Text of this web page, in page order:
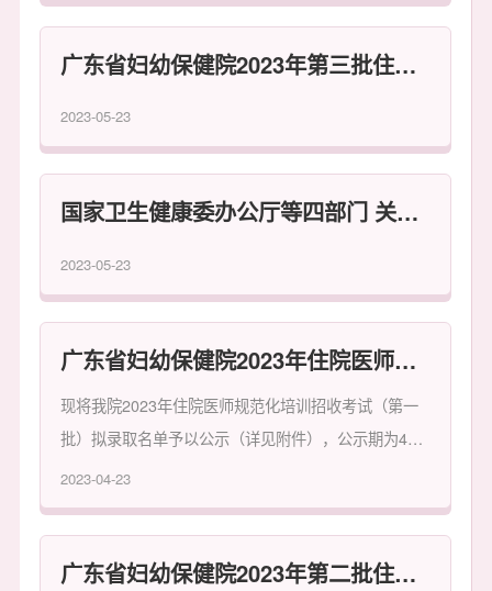
广东省妇幼保健院2023年第三批住院医师规范化培训招收考试通知
2023-05-23
国家卫生健康委办公厅等四部门 关于贯彻落实住院医师规范化培训 “两个同等对待”政策的通知
2023-05-23
广东省妇幼保健院2023年住院医师规范化培训招收考试第一批拟录取名单公示
现将我院2023年住院医师规范化培训招收考试（第一
批）拟录取名单予以公示（详见附件），公示期为4月
23日至4月25日。
2023-04-23
广东省妇幼保健院2023年第二批住院医师规范化培训招收考试通知